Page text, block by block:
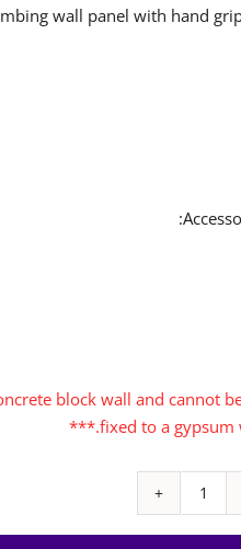
block wall and cannot
fixed to a gypsum
كمية
1